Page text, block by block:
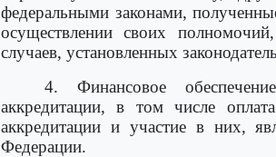
федеральными законами,
осуществлении своих
случаев, установленных
4. Финансовое
аккредитации, в том числе
аккредитации и участие в них,
Федерации.